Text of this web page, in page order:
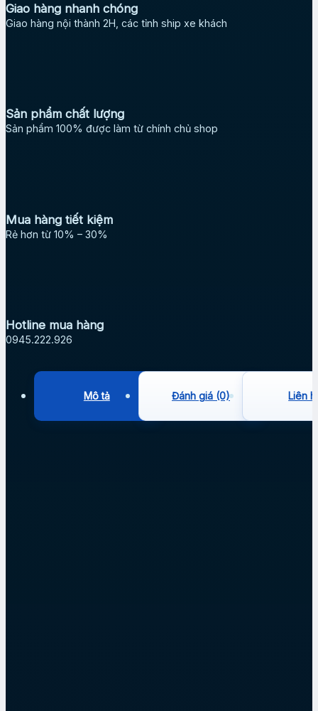
Giao hàng nhanh chóng
Giao hàng nội thành 2H, các tỉnh ship xe khách
Sản phẩm chất lượng
Sản phẩm 100% được làm từ chính chủ shop
Mua hàng tiết kiệm
Rẻ hơn từ 10% – 30%
Hotline mua hàng
0945.222.926
Mô tả Đánh giá (0) Liên